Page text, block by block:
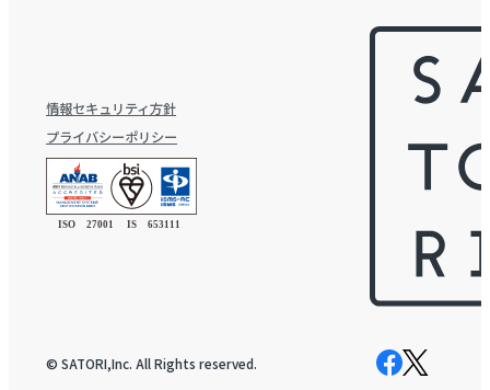
情報セキュリティ方針
プライバシーポリシー
© SATORI,Inc. All Rights reserved.